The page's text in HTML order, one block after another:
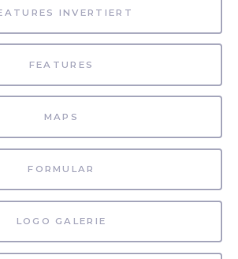
INVERTIERT
FEATURES
MAPS
FORMULAR
LOGO GALERIE